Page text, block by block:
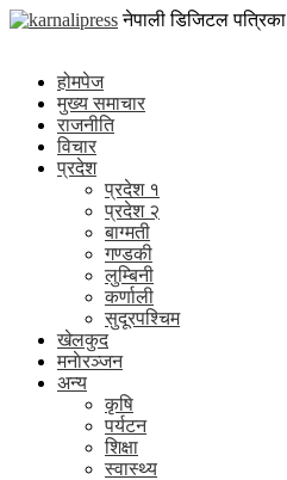
Skip
karnalipress
नेपाली डिजिटल पत्रिका
होमपेज
मुख्य समाचार
राजनीति
विचार
प्रदेश
प्रदेश १
प्रदेश २
बाग्मती
गण्डकी
लुम्बिनी
कर्णाली
सुदूरपश्चिम
खेलकुद
मनाेरञ्जन
अन्य
कृषि
पर्यटन
शिक्षा
स्वास्थ्य